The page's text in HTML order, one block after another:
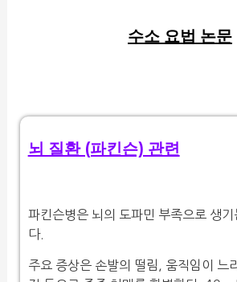
수소 요법 논문
뇌 질환 (파킨슨) 관련
파킨슨병은 뇌의 도파민 부족으로 생기
다.
주요 증상은 손발의 떨림, 움직임이 느